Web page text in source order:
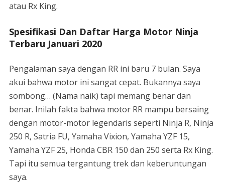
atau Rx King.
Spesifikasi Dan Daftar Harga Motor Ninja
Terbaru Januari 2020
Pengalaman saya dengan RR ini baru 7 bulan. Saya
akui bahwa motor ini sangat cepat. Bukannya saya
sombong… (Nama naik) tapi memang benar dan
benar. Inilah fakta bahwa motor RR mampu bersaing
dengan motor-motor legendaris seperti Ninja R, Ninja
250 R, Satria FU, Yamaha Vixion, Yamaha YZF 15,
Yamaha YZF 25, Honda CBR 150 dan 250 serta Rx King.
Tapi itu semua tergantung trek dan keberuntungan
saya.